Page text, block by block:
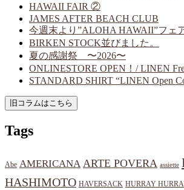
HAWAII FAIR ②
JAMES AFTER BEACH CLUB
今週末より”ALOHA HAWAII”フェ
BIRKEN STOCK並びました。
夏の感謝祭 〜2026〜
ONLINESTORE OPEN！/ LINEN
STANDARD SHIRT “LINEN Open
Tags
Abe AMERICANA ARTE POVERA assiette
HASHIMOTO HAVERSACK HURRAY